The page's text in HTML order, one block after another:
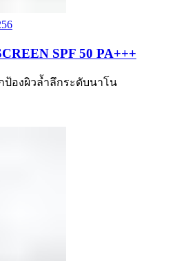
SPF 50 PA+++
ป้องผิวล้ำลึกระดับนาโน